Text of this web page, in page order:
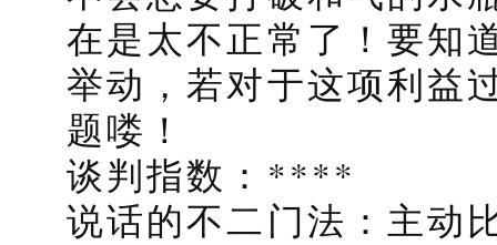
在是太不正常了！要知
举动，若对于这项利益
题喽！
谈判指数：****
说话的不二门法：主动